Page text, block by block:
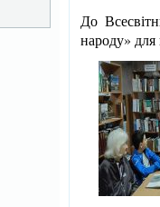
До
народу» для